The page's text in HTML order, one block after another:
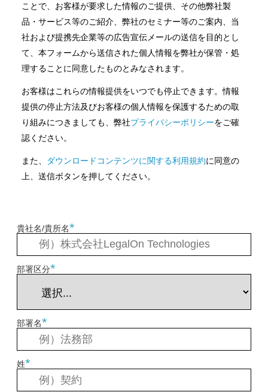
ことで、お客様が要求した情報のご提供、その他弊社製
品・サービス等のご紹介、弊社のセミナー等のご案内、当
社および提携先企業等の広告宣伝メールの送信を目的とし
て、本フォームから送信された個人情報を弊社が保管・処
理することに同意したものとみなされます。
お客様はこれらの情報提供をいつでも停止できます。情報
提供の停止方法及びお客様の個人情報を保護するための取
り組みにつきましても、弊社プライバシーポリシーをご確
認ください。
また、 ダウンロードコンテンツに関する利用規約に同意の
上、送信ボタンを押してください。
*
貴社名/貴所名
*
部署区分
*
部署名
*
姓